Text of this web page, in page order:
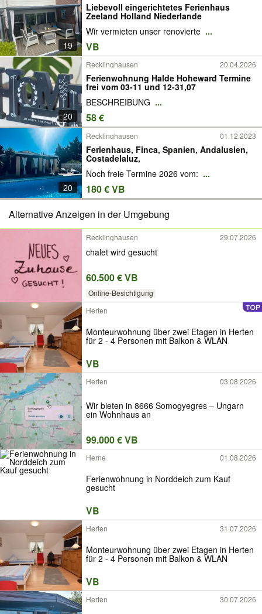
19
Liebevoll eingerichtetes Ferienhaus
Zeeland Holland Niederlande
Wir vermieten unser renovierte ...
VB
20
Recklinghausen 20.04.2026
Ferienwohnung Halde Hoheward Termine
frei vom 03-11 und 12-31,07
BESCHREIBUNG ...
58 €
20
Recklinghausen 01.12.2023
Ferienhaus, Finca, Spanien, Andalusien,
Costadelaluz,
Noch freie Termine 2026 vom: ...
180 € VB
Alternative Anzeigen in der Umgebung
Recklinghausen 29.07.2026
chalet wird gesucht
60.500 € VB
Online-Besichtigung
Herten
Monteurwohnung über zwei Etagen in Herten
für 2 - 4 Personen mit Balkon & WLAN
VB
Herten 03.08.2026
Wir bieten in 8666 Somogyegres – Ungarn
ein Wohnhaus an
99.000 € VB
Herne 01.08.2026
Ferienwohnung in Norddeich zum Kauf
gesucht
VB
Herten 31.07.2026
Monteurwohnung über zwei Etagen in Herten
für 2 - 4 Personen mit Balkon & WLAN
VB
Herten 30.07.2026